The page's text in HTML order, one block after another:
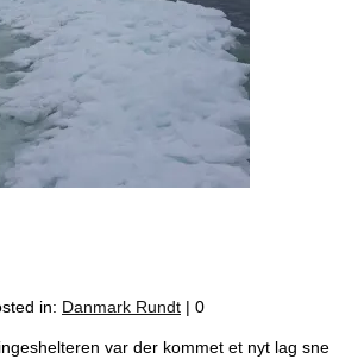
in: Danmark Rundt | 0
var der kommet et nyt lag sne